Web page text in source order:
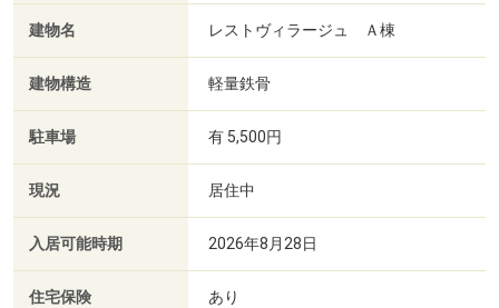
建物名 レストヴィラージュ Ａ棟
建物構造 軽量鉄骨
駐車場 有 5,500円
現況 居住中
入居可能時期 2026年8月28日
住宅保険 あり